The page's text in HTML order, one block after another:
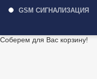
GSM СИГНАЛИЗАЦИЯ
Соберем для Вас корзину!